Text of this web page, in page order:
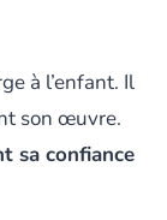
à l’enfant. Il
son œuvre.
sa confiance